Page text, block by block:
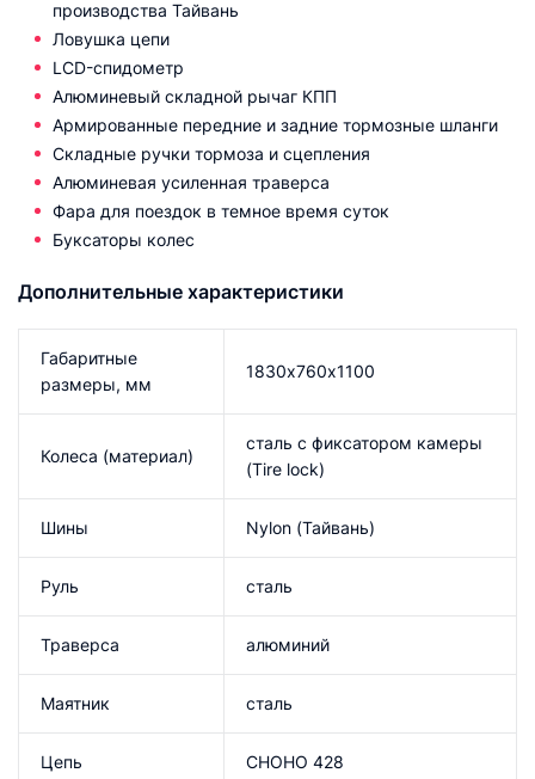
производства Тайвань
Ловушка цепи
LCD-спидометр
Алюминевый складной рычаг КПП
Армированные передние и задние тормозные шланги
Складные ручки тормоза и сцепления
Алюминевая усиленная траверса
Фара для поездок в темное время суток
Буксаторы колес
Дополнительные характеристики
Габаритные
размеры, мм
1830х760х1100
Колеса (материал)
сталь с фиксатором камеры
(Tire lock)
Шины Nylon (Тайвань)
Руль сталь
Траверса алюминий
Маятник сталь
Цепь CHOHO 428